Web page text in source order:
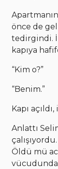
önce de
tedirgindi.
kapıya
“Kim o?”
“Benim.”
Kapı
Anlattı
Öldü mü